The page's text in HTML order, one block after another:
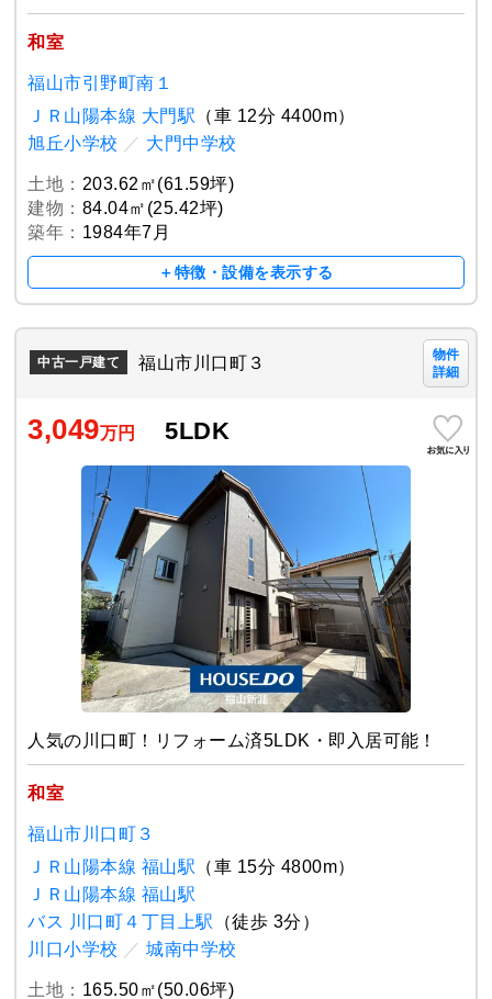
和室
福山市引野町南１
ＪＲ山陽本線 大門駅 （車 12分 4400m）
旭丘小学校 ／ 大門中学校
土地： 203.62㎡(61.59坪)
建物： 84.04㎡(25.42坪)
築年： 1984年7月
＋特徴・設備を表示する
中古一戸建て 福山市川口町３
物件
詳細
3,049万円 5LDK
人気の川口町！リフォーム済5LDK・即入居可能！
和室
福山市川口町３
ＪＲ山陽本線 福山駅 （車 15分 4800m）
ＪＲ山陽本線 福山駅
バス 川口町４丁目上駅
（徒歩 3分）
川口小学校 ／ 城南中学校
土地： 165.50㎡(50.06坪)